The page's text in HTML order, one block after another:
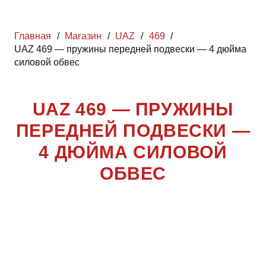
Главная / Магазин / UAZ / 469 /
UAZ 469 — пружины передней подвески — 4 дюйма
силовой обвес
UAZ 469 — ПРУЖИНЫ
ПЕРЕДНЕЙ ПОДВЕСКИ —
4 ДЮЙМА СИЛОВОЙ
ОБВЕС